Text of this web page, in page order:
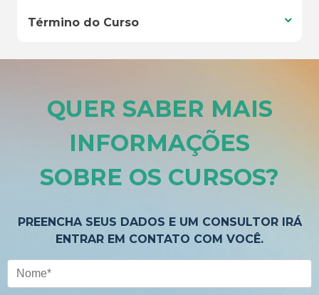
Término do Curso
QUER SABER MAIS
INFORMAÇÕES
SOBRE OS CURSOS?
PREENCHA SEUS DADOS E UM CONSULTOR IRÁ
ENTRAR EM CONTATO COM VOCÊ.
Nome